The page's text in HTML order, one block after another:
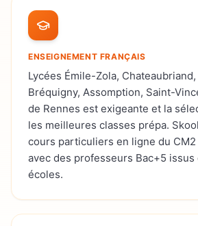
ENSEIGNEMENT FRANÇAIS
Lycées Émile-Zola,
Bréquigny, Assomption, Saint-
de Rennes est exigeante et la
les meilleures classes prépa.
cours particuliers en ligne du CM2
avec des professeurs Bac+5 issus
écoles.